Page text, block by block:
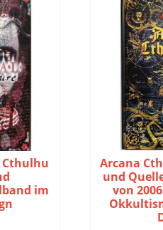
Cthulhu
im
Arcana
und
von